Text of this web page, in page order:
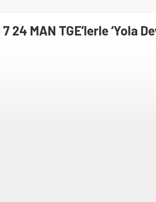
24 MAN TGE’lerle ‘Yola